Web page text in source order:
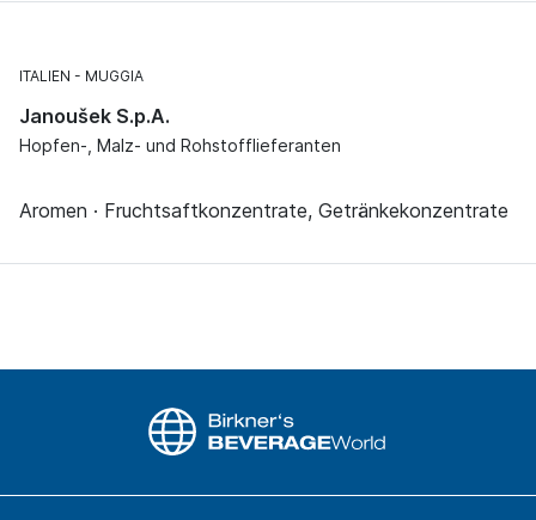
ITALIEN MUGGIA
Janoušek S.p.A.
Hopfen-, Malz- und Rohstofflieferanten
Aromen · Fruchtsaftkonzentrate, Getränkekonzentrate